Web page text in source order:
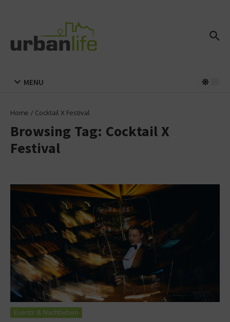
MENU
Home / Cocktail X Festival
Browsing Tag: Cocktail X
Festival
Events & Nachtleben